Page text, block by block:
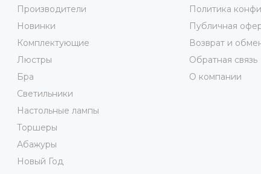
Производители
Новинки
Комплектующие
Люстры
Бра
Светильники
Настольные лампы
Торшеры
Абажуры
Новый Год
Политика
Публичная
Возврат и
Обратная связь
О компании